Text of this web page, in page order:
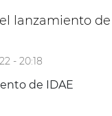
lanzamiento
- 20:18